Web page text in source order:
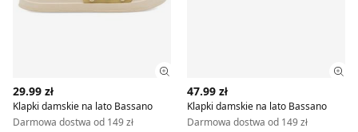
Zobacz szczegóły produktu
29.99 zł
Klapki damskie na lato Bassano
Darmowa dostwa od 149 zł
47.99 zł
Klapki damskie na lato Bassano
Darmowa dostwa od 149 zł